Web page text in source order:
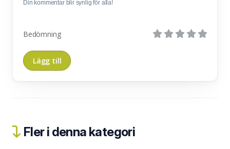
Din kommentar blir synlig för alla!
Bedömning
Fler i denna kategori